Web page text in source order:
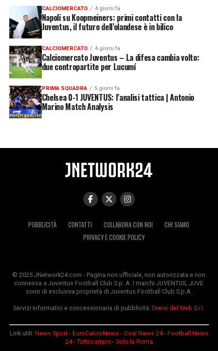
CALCIOMERCATO 4 giorni fa
Napoli su Koopmeiners: primi contatti con la
Juventus, il futuro dell’olandese è in bilico
CALCIOMERCATO 4 giorni fa
Calciomercato Juventus – La difesa cambia volto:
due contropartite per Lucumí
PRIMA SQUADRA 5 giorni fa
Chelsea 0-1 JUVENTUS: l’analisi tattica | Antonio
Marino Match Analysis
PUBBLICITÀ CONTATTI COLLABORA CON NOI
CHI SIAMO
PRIVACY E COOKIE POLICY
© 2025 JNetwork24.com - Pagina non ufficiale, non autorizzata e non
connessa a Juventus Football Club S.p. A. I marchi JUVENTUS, JUVE
sono di esclusiva proprietà di Juventus Football Club S.p.A.
Servizi informatici e concessionaria di pubblicità:Diario del Web S.r.l.
Link utili: News Sport- EuroCalcioNews - Goal News 24- Football News
24- Tuttocampo - Solo la Roma